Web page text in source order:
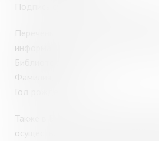
Подпись субъекта персональных
Перечень персональных данных,
информационную систему
Библиотеки.
Фамилия, имя, отчество
Год рождения.
Также в Библиотеке ведется
осуществляться обработка